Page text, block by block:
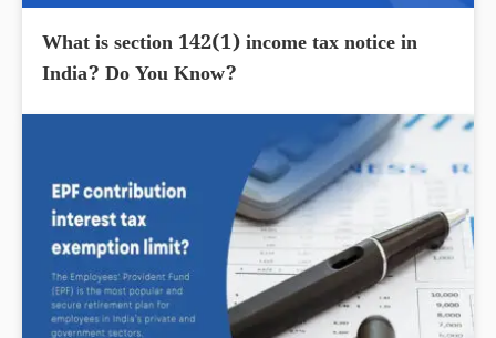
What is section 142(1) income tax notice in
India? Do You Know?